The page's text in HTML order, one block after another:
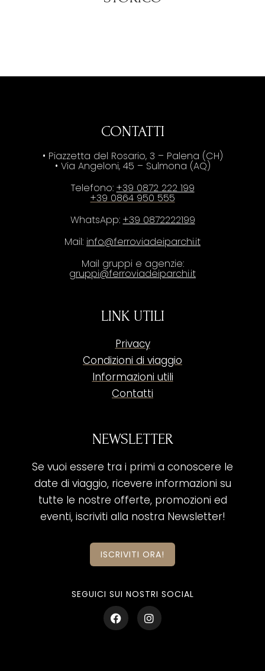
CONTATTI
• Piazzetta del Rosario, 3 – Palena (CH)
• Via Angeloni, 45 – Sulmona (AQ)
Telefono: +39 0872 222 199
+39 0864 950 555
WhatsApp: +39 0872222199
Mail: info@ferroviadeiparchi.it
Mail gruppi e agenzie:
gruppi@ferroviadeiparchi.it
LINK UTILI
Privacy
Condizioni di viaggio
Informazioni utili
Contatti
NEWSLETTER
Se vuoi essere tra i primi a conoscere le
date di viaggio, ricevere informazioni su
tutte le nostre offerte, promozioni ed
eventi, iscriviti alla nostra Newsletter!
ISCRIVITI ORA!
SEGUICI SUI NOSTRI SOCIAL